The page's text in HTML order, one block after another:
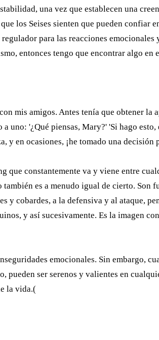
una vez que establecen una
los Seises sienten que pueden confiar
para las reacciones
entonces tengo que encontrar algo en
mis amigos. Antes tenía que obtener la
uno: '¿Qué piensas, Mary?' 'Si hago
y en ocasiones, ¡he tomado una decisión
que constantemente va y viene entre
es a menudo igual de cierto. Son
cobardes, a la defensiva y al ataque,
y así sucesivamente. Es la imagen
emocionales. Sin embargo,
pueden ser serenos y valientes en
la vida.(